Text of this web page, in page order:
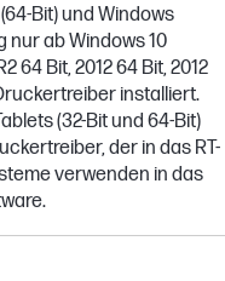
Bit) und Windows
nur ab Windows 10
64 Bit, 2012 64 Bit, 2012
installiert.
(32-Bit und 64-Bit)
der in das RT-
verwenden in das